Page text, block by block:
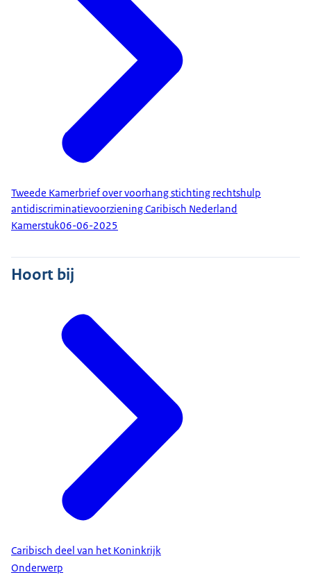
Tweede Kamerbrief over voorhang stichting rechtshulp
antidiscriminatievoorziening Caribisch Nederland
Kamerstuk06-06-2025
Hoort bij
Caribisch deel van het Koninkrijk
Onderwerp